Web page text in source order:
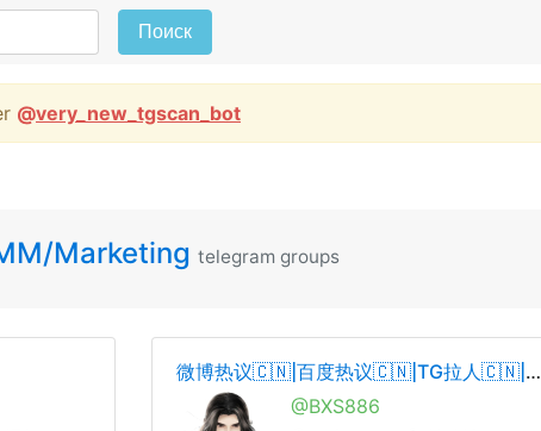
Поиск
@very_new_tgscan_bot
Marketing telegram groups
微博热议🇨🇳|百度热议🇨🇳|TG拉人🇨🇳|TG拉群🇨🇳|拉人🇨🇳|拉群🇨🇳|电报拉人🇨🇳|电报拉群🇨🇳| 币用拉人🇨🇳|飞机拉人🇨🇳|飞机拉群🇨🇳|频道🇨🇳|增粉🇨🇳| 引流🇨🇳|僵尸粉🇨🇳|炸群
@BXS886